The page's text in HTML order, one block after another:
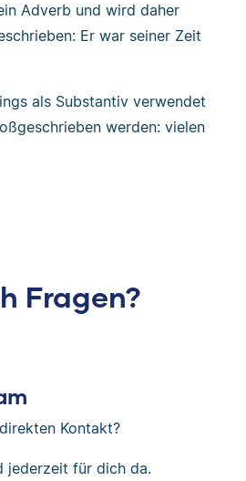
Adverb und wird daher
Er war seiner Zeit
als Substantiv verwendet
werden: vielen
Fragen?
Kontakt?
jederzeit für dich da.